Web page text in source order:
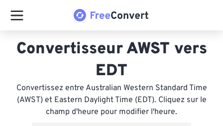
Convertisseur AWST vers
EDT
Convertissez entre Australian Western Standard Time
(AWST) et Eastern Daylight Time (EDT). Cliquez sur le
champ d'heure pour modifier l'heure.